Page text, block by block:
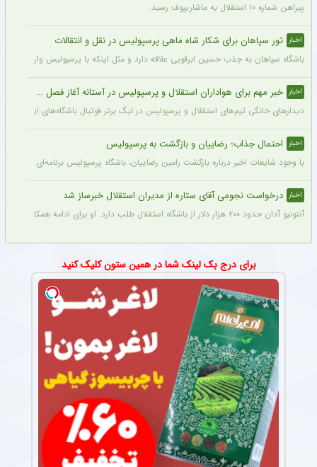
پیراهن شماره ۱۰ استقلال به ماشاریپوف رسید.
اخبار تور سپاهان برای شکار شاه ماهی پرسپولیس در نقل و انتقالات
باشگاه سپاهان به جذب حسین ابرقویی علاقه دارد و مثل اینکه با پرسپولیس وارد
اخبار خبر مهم برای هواداران استقلال و پرسپولیس در آستانه آغاز فصل جدید
دیدارهای خانگی تیم‌های استقلال و پرسپولیس در لیگ برتر فوتبال باشگاه‌های ایران در
اخبار احتمال جذاب؛ رضاییان و بازگشت به پرسپولیس
با وجود شایعات اخیر درباره بازگشت رامین رضاییان، باشگاه پرسپولیس برنامه‌ای برای
اخبار درخواست نجومی آقای ستاره از مدیران استقلال خبرساز شد
آنتونیو آدان حدود ۲۰۰ هزار دلار از باشگاه استقلال طلب دارد. او برای ادامه همکاری حاضر شد نیمی از آن را ببخشد اما او برای قرارداد فصل جدید، مبلغی در حدود ۶۰۰ هزار دلار طلب کرد.
برای درج بک لینک شما در همین ستون کلیک کنید